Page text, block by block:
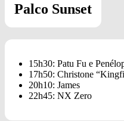
Palco Sunset
15h30: Patu Fu e
17h50: Christone
20h10: James
22h45: NX Zero